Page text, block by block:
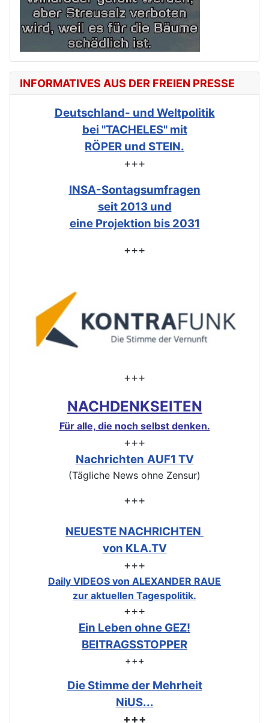
INFORMATIVES AUS DER FREIEN PRESSE
Deutschland- und Weltpolitik
bei "TACHELES" mit
RÖPER und STEIN.
+++
INSA-Sontagsumfragen
seit 2013 und
eine Projektion bis 2031
+++
+++
NACHDENKSEITEN
Für alle, die noch selbst denken.
+++
Nachrichten AUF1 TV
(Tägliche News ohne Zensur)
+++
NEUESTE NACHRICHTEN
von KLA.TV
+++
Daily VIDEOS von ALEXANDER RAUE
zur aktuellen Tagespolitik.
+++
Ein Leben ohne GEZ!
BEITRAGSSTOPPER
+++
Die Stimme der Mehrheit
NiUS...
+++